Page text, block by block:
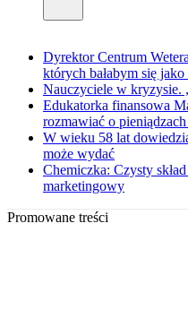
Dyrektor Centrum
których bałabym się jako
Nauczyciele w kryzysie.
Edukatorka finansowa
rozmawiać o
W wieku 58 lat
może wydać
Chemiczka: Czysty
marketingowy
Promowane treści